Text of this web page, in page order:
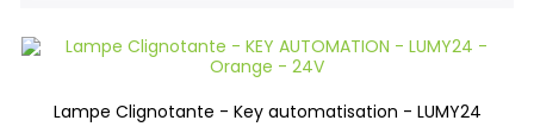
Lampe Clignotante - Key automatisation - LUMY24